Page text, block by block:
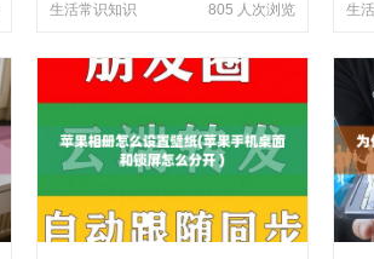
生活常识知识 805 人次浏览 生